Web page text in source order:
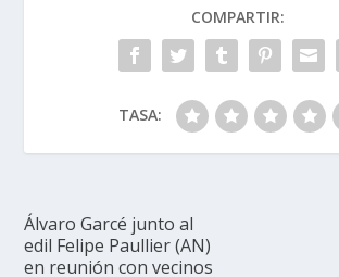
COMPARTIR:
TASA:
Álvaro Garcé junto al
edil Felipe Paullier (AN)
en reunión con vecinos